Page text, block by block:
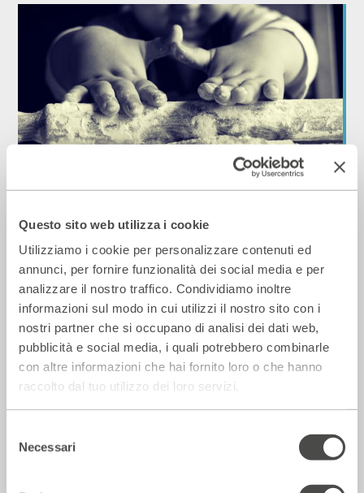
Questo sito web utilizza i cookie
Utilizziamo i cookie per personalizzare contenuti ed
annunci, per fornire funzionalità dei social media e per
analizzare il nostro traffico. Condividiamo inoltre
informazioni sul modo in cui utilizzi il nostro sito con i
nostri partner che si occupano di analisi dei dati web,
pubblicità e social media, i quali potrebbero combinarle
con altre informazioni che hai fornito loro o che hanno
raccolto dal tuo utilizzo dei loro servizi.
delNecessari
2018 - 2019 Cartellone
Ai Bagni Misteriosi